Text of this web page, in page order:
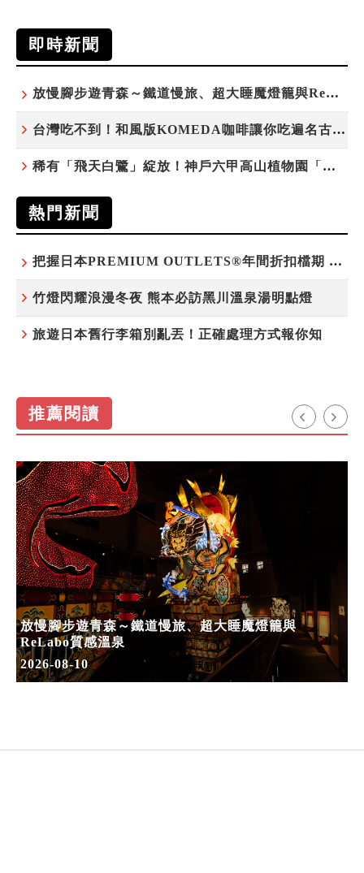
即時新聞
放慢腳步遊青森～鐵道慢旅、超大睡魔燈籠與ReLabo質感溫泉
台灣吃不到！和風版KOMEDA咖啡讓你吃遍名古屋在地美食
稀有「飛天白鷺」綻放！神戶六甲高山植物園「鷺草」珍貴現身
熱門新聞
把握日本PREMIUM OUTLETS®年間折扣檔期 越買越划算
竹燈閃耀浪漫冬夜 熊本必訪黑川溫泉湯明點燈
旅遊日本舊行李箱別亂丟！正確處理方式報你知
推薦閱讀
放慢腳步遊青森～鐵道慢旅、超大睡魔燈籠與
ReLabo質感溫泉
2026-08-10